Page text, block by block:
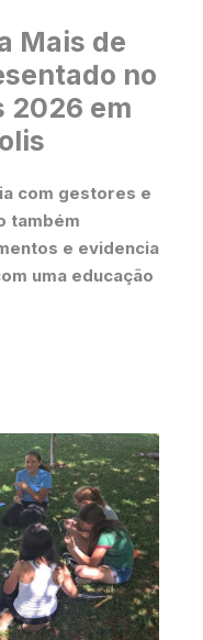
Mais de
no
2026 em
com gestores e
também
e evidencia
uma educação